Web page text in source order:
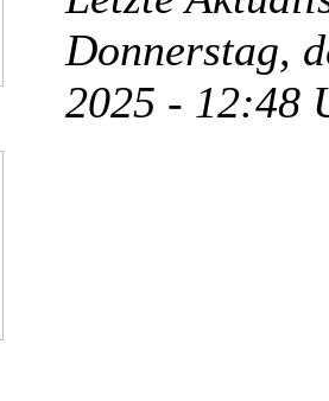
Donnerstag,
2025 -